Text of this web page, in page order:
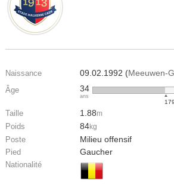
Naissance 09.02.1992 (Meeuwen-
Âge 34
ans
Taille 1.88m
Poids 84kg
Poste Milieu offensif
Pied Gaucher
Nationalité